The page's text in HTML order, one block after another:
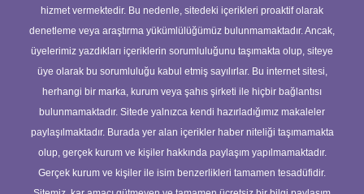
hizmet vermektedir. Bu nedenle, sitedeki içerikleri proaktif olarak
denetleme veya araştırma yükümlülüğümüz bulunmamaktadır. Ancak,
üyelerimiz yazdıkları içeriklerin sorumluluğunu taşımakta olup, siteye
üye olarak bu sorumluluğu kabul etmiş sayılırlar. Bu internet sitesi,
herhangi bir marka, kurum veya şahıs şirketi ile hiçbir bağlantısı
bulunmamaktadır. Sitede yalnızca kendi hazırladığımız makaleler
paylaşılmaktadır. Burada yer alan içerikler haber niteliği taşımamakta
olup, gerçek kurum ve kişiler hakkında paylaşım yapılmamaktadır.
Gerçek kurum ve kişiler ile isim benzerlikleri tamamen tesadüfidir.